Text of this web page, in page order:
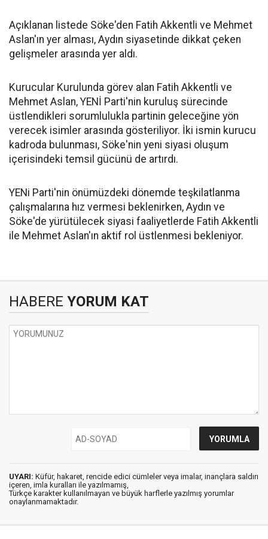
Açıklanan listede Söke'den Fatih Akkentli ve Mehmet
Aslan'ın yer alması, Aydın siyasetinde dikkat çeken
gelişmeler arasında yer aldı.
Kurucular Kurulunda görev alan Fatih Akkentli ve
Mehmet Aslan, YENİ Parti'nin kuruluş sürecinde
üstlendikleri sorumlulukla partinin geleceğine yön
verecek isimler arasında gösteriliyor. İki ismin kurucu
kadroda bulunması, Söke'nin yeni siyasi oluşum
içerisindeki temsil gücünü de artırdı.
YENi Parti'nin önümüzdeki dönemde teşkilatlanma
çalışmalarına hız vermesi beklenirken, Aydın ve
Söke'de yürütülecek siyasi faaliyetlerde Fatih Akkentli
ile Mehmet Aslan'ın aktif rol üstlenmesi bekleniyor.
HABERE YORUM KAT
UYARI: Küfür, hakaret, rencide edici cümleler veya imalar, inançlara saldırı
içeren, imla kuralları ile yazılmamış,
Türkçe karakter kullanılmayan ve büyük harflerle yazılmış yorumlar
onaylanmamaktadır.